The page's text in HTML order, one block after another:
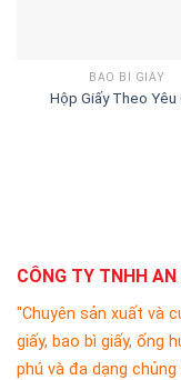
BAO BÌ GIẤY
Hộp Giấy Theo Yêu
CÔNG TY TNHH
"Chuyên sản xuất và
giấy, bao bì giấy, ống
phú và đa dạng